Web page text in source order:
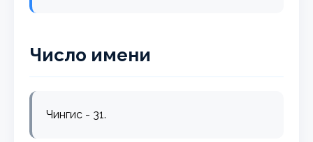
Число имени
Чингис - 31.